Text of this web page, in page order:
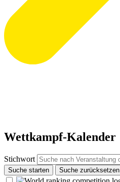
Wettkampf-Kalender
Stichwort
Suche starten Suche zurücksetzen